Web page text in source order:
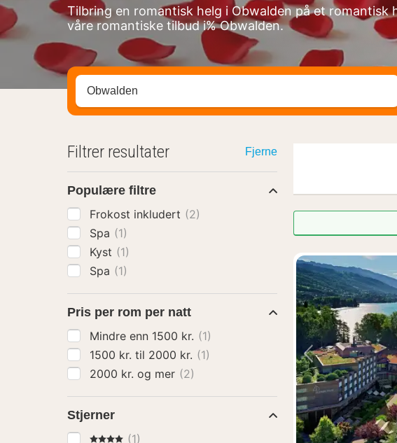
Tilbring en romantisk helg i Obwalden på et
våre romantiske tilbud i% Obwalden.
Søk hotell, region eller by
Forrige
Filtrer resultater Fjerne
Populære filtre
Frokost inkludert (2)
Spa (1)
Kyst (1)
Spa (1)
Pris per rom per natt
Mindre enn 1500 kr. (1)
1500 kr. til 2000 kr. (1)
2000 kr. og mer (2)
Stjerner
4 Stjerner
(1)